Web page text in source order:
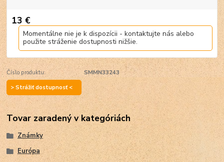
13 €
Momentálne nie je k dispozícii - kontaktujte nás alebo
použite stráženie dostupnosti nižšie.
Číslo produktu:
SMMN33243
> Strážiť dostupnosť <
Tovar zaradený v kategóriách
Známky
Európa